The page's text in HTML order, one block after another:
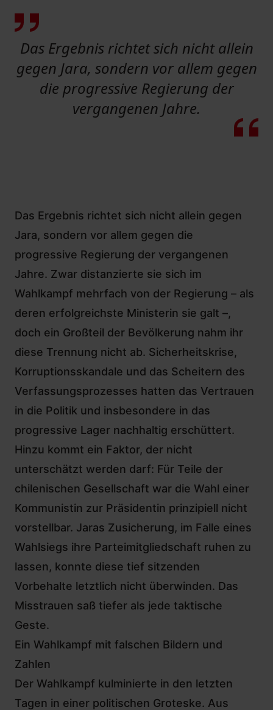
Das Ergebnis richtet sich nicht allein
gegen Jara, sondern vor allem gegen
die progressive Regierung der
vergangenen Jahre.
Das Ergebnis richtet sich nicht allein gegen
Jara, sondern vor allem gegen die
progressive Regierung der vergangenen
Jahre. Zwar distanzierte sie sich im
Wahlkampf mehrfach von der Regierung – als
deren erfolgreichste Ministerin sie galt –,
doch ein Großteil der Bevölkerung nahm ihr
diese Trennung nicht ab. Sicherheitskrise,
Korruptionsskandale und das Scheitern des
Verfassungsprozesses hatten das Vertrauen
in die Politik und insbesondere in das
progressive Lager nachhaltig erschüttert.
Hinzu kommt ein Faktor, der nicht
unterschätzt werden darf: Für Teile der
chilenischen Gesellschaft war die Wahl einer
Kommunistin zur Präsidentin prinzipiell nicht
vorstellbar. Jaras Zusicherung, im Falle eines
Wahlsiegs ihre Parteimitgliedschaft ruhen zu
lassen, konnte diese tief sitzenden
Vorbehalte letztlich nicht überwinden. Das
Misstrauen saß tiefer als jede taktische
Geste.
Ein Wahlkampf mit falschen Bildern und
Zahlen
Der Wahlkampf kulminierte in den letzten
Tagen in einer politischen Groteske. Aus